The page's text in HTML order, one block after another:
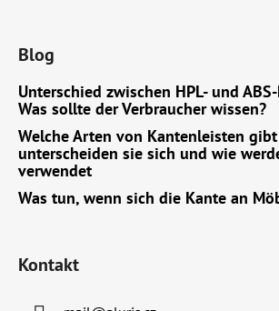
Blog
Unterschied zwischen HPL- und
Was sollte der Verbraucher wissen?
Welche Arten von Kantenleisten
unterscheiden sie sich und wie
verwendet
Was tun, wenn sich die Kante an
Kontakt